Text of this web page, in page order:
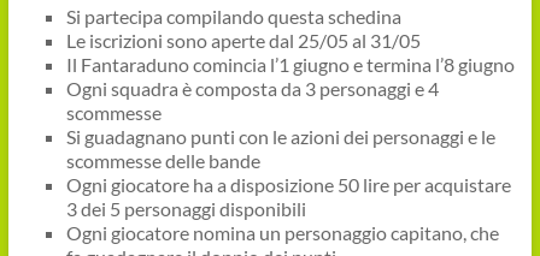
Si partecipa compilando questa schedina
Le iscrizioni sono apertedal 25/05 al 31/05
Il Fantaraduno comincia l’1 giugnoe termina l’8 giugno
Ogni squadra è composta da 3 personaggi e4
scommesse
Si guadagnano punti con leazioni dei personaggi e le
scommessedelle bande
Ogni giocatore ha a disposizione 50 lireper acquistare
3dei 5 personaggi disponibili
Ogni giocatore nomina un personaggio capitano, che